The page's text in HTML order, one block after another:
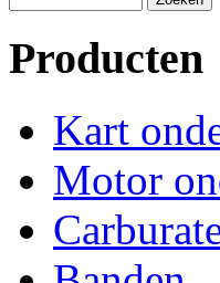
Producten
Kart
Motor